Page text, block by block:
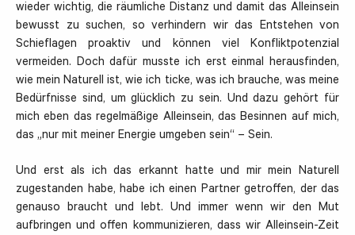
wieder wichtig, die räumliche Distanz und damit das Alleinsein
bewusst zu suchen, so verhindern wir das Entstehen von
Schieflagen proaktiv und können viel Konfliktpotenzial
vermeiden. Doch dafür musste ich erst einmal herausfinden,
wie mein Naturell ist, wie ich ticke, was ich brauche, was meine
Bedürfnisse sind, um glücklich zu sein. Und dazu gehört für
mich eben das regelmäßige Alleinsein, das Besinnen auf mich,
das „nur mit meiner Energie umgeben sein“ – Sein.
Und erst als ich das erkannt hatte und mir mein Naturell
zugestanden habe, habe ich einen Partner getroffen, der das
genauso braucht und lebt. Und immer wenn wir den Mut
aufbringen und offen kommunizieren, dass wir Alleinsein-Zeit